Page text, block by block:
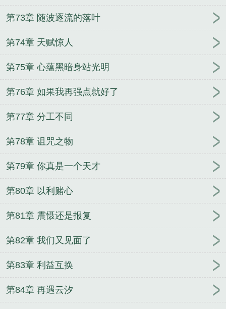
第73章 随波逐流的落叶
第74章 天赋惊人
第75章 心蕴黑暗身站光明
第76章 如果我再强点就好了
第77章 分工不同
第78章 诅咒之物
第79章 你真是一个天才
第80章 以利赌心
第81章 震慑还是报复
第82章 我们又见面了
第83章 利益互换
第84章 再遇云汐